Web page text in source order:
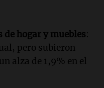
hogar y muebles:
pero subieron
alza de 1,9% en el